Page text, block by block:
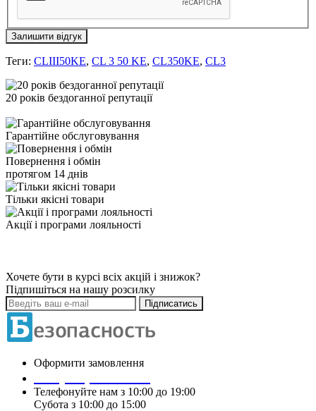
Залишити відгук
Теги: CLIII50KE, CL 3 50 KE, CL350KE, CL3
20 років бездоганної репутації
Гарантійне обслуговування
Повернення і обмін
протягом 14 днів
Тільки якісні товари
Акції і програми лояльності
Хочете бути в курсі всіх акцій і знижок?
Підпишіться на нашу розсилку
Підписатись
Оформити замовлення
Телефонуйте нам з 10:00 до 19:00
Субота з 10:00 до 15:00